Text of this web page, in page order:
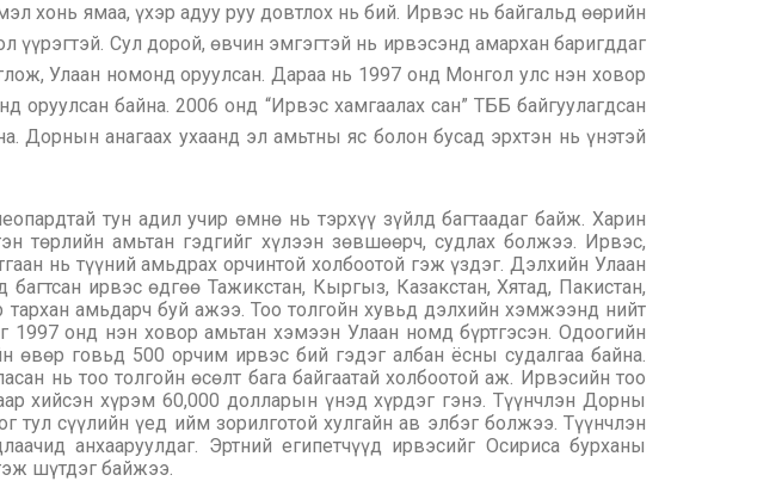
хонь ямаа, үхэр адуу руу довтлох нь бий. Ирвэс нь байгальд өөрийн
үүрэгтэй. Сул дорой, өвчин эмгэгтэй нь ирвэсэнд амархан баригддаг
Улаан номонд оруулсан. Дараа нь 1997 онд Монгол улс нэн ховор
байна. 2006 онд “Ирвэс хамгаалах сан” ТББ байгуулагдсан
Дорнын анагаах ухаанд эл амьтны яс болон бусад эрхтэн нь үнэтэй
тун адил учир өмнө нь тэрхүү зүйлд багтаадаг байж. Харин
төрлийн амьтан гэдгийг хүлээн зөвшөөрч, судлах болжээ. Ирвэс,
нь түүний амьдрах орчинтой холбоотой гэж үздэг. Дэлхийн Улаан
ирвэс өдгөө Тажикстан, Кыргыз, Казакстан, Хятад, Пакистан,
тархан амьдарч буй ажээ. Тоо толгойн хувьд дэлхийн хэмжээнд нийт
1997 онд нэн ховор амьтан хэмээн Улаан номд бүртгэсэн. Одоогийн
өвөр говьд 500 орчим ирвэс бий гэдэг албан ёсны судалгаа байна.
нь тоо толгойн өсөлт бага байгаатай холбоотой аж. Ирвэсийн тоо
хийсэн хүрэм 60,000 долларын үнэд хүрдэг гэнэ. Түүнчлэн Дорны
тул сүүлийн үед ийм зорилготой хулгайн ав элбэг болжээ. Түүнчлэн
анхааруулдаг. Эртний египетчүүд ирвэсийг Осириса бурханы
шүтдэг байжээ.